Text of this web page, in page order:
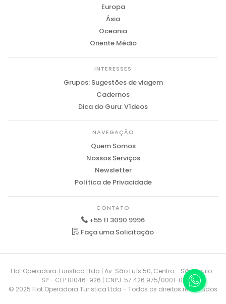
Europa
Ásia
Oceania
Oriente Médio
INTERESSES
Grupos: Sugestões de viagem
Cadernos
Dica do Guru: Vídeos
NAVEGAÇÃO
Quem Somos
Nossos Serviços
Newsletter
Política de Privacidade
CONTATO
+55 11 3090.9996
Faça uma Solicitação
Flot Operadora Turistica Ltda | Av. São Luís 50, Centro - São Paulo-
SP - CEP 01046-926 | CNPJ: 57.426.975/0001-01
© 2025 Flot Operadora Turistica Ltda - Todos os direitos reservados